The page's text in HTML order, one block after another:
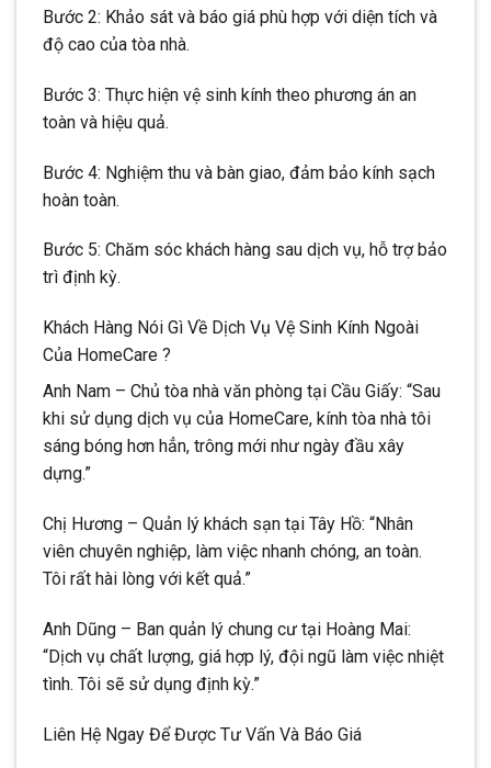
Bước 2: Khảo sát và báo giá phù hợp với diện tích và
độ cao của tòa nhà.
Bước 3: Thực hiện vệ sinh kính theo phương án an
toàn và hiệu quả.
Bước 4: Nghiệm thu và bàn giao, đảm bảo kính sạch
hoàn toàn.
Bước 5: Chăm sóc khách hàng sau dịch vụ, hỗ trợ bảo
trì định kỳ.
Khách Hàng Nói Gì Về Dịch Vụ Vệ Sinh Kính Ngoài
Của HomeCare ?
Anh Nam – Chủ tòa nhà văn phòng tại Cầu Giấy: “Sau
khi sử dụng dịch vụ của HomeCare, kính tòa nhà tôi
sáng bóng hơn hẳn, trông mới như ngày đầu xây
dựng.”
Chị Hương – Quản lý khách sạn tại Tây Hồ: “Nhân
viên chuyên nghiệp, làm việc nhanh chóng, an toàn.
Tôi rất hài lòng với kết quả.”
Anh Dũng – Ban quản lý chung cư tại Hoàng Mai:
“Dịch vụ chất lượng, giá hợp lý, đội ngũ làm việc nhiệt
tình. Tôi sẽ sử dụng định kỳ.”
Liên Hệ Ngay Để Được Tư Vấn Và Báo Giá